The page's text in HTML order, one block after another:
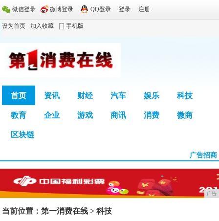
微信登录 微博登录 QQ登录 登录 注册
设为首页 加入收藏 手机版
首页 资讯 财经 汽车 娱乐 科技
教育 企业 游戏 商讯 消费 微商
区块链
广告招商
广告
当前位置：第一消费在线 >科技